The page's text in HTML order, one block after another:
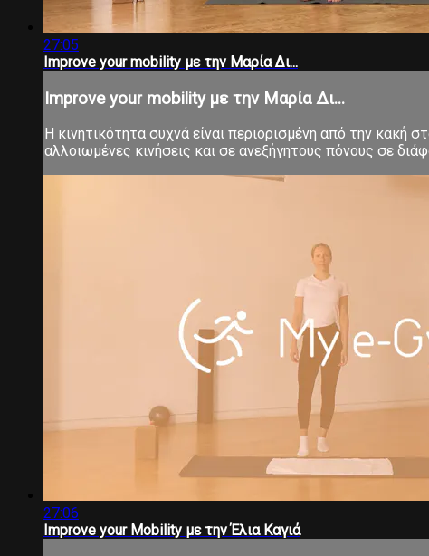
27:05
Improve your mobility με την Μαρία Δι...
Improve your mobility με την Μαρία Δι...
Η κινητικότητα συχνά είναι περιορισμένη από την
αλλοιωμένες κινήσεις και σε ανεξήγητους πόνους σε
27:06
Ιmprove your Μobility με την Έλια Καγιά